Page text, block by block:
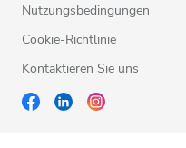
Nutzungsbedingungen
Cookie-Richtlinie
Kontaktieren Sie uns